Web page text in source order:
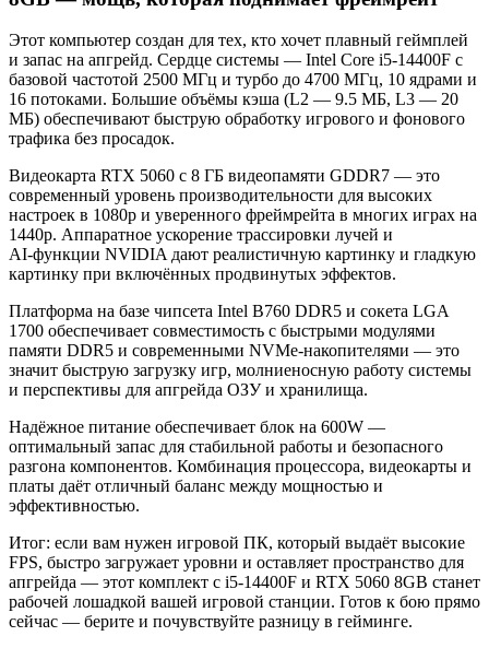
Этот компьютер создан для тех, кто хочет плавный геймплей
и запас на апгрейд. Сердце системы — Intel Core i5‑14400F с
базовой частотой 2500 МГц и турбо до 4700 МГц, 10 ядрами и
16 потоками. Большие объёмы кэша (L2 — 9.5 МБ, L3 — 20
МБ) обеспечивают быструю обработку игрового и фоновогo
трафика без просадок.
Видеокарта RTX 5060 с 8 ГБ видеопамяти GDDR7 — это
современный уровень производительности для высоких
настроек в 1080p и уверенного фреймрейта в многих играх на
1440p. Аппаратное ускорение трассировки лучей и
AI‑функции NVIDIA дают реалистичную картинку и гладкую
картинку при включённых продвинутых эффектов.
Платформа на базе чипсета Intel B760 DDR5 и сокета LGA
1700 обеспечивает совместимость с быстрыми модулями
памяти DDR5 и современными NVMe‑накопителями — это
значит быструю загрузку игр, молниеносную работу системы
и перспективы для апгрейда ОЗУ и хранилища.
Надёжное питание обеспечивает блок на 600W —
оптимальный запас для стабильной работы и безопасного
разгона компонентов. Комбинация процессора, видеокарты и
платы даёт отличный баланс между мощностью и
эффективностью.
Итог: если вам нужен игровой ПК, который выдаёт высокие
FPS, быстро загружает уровни и оставляет пространство для
апгрейда — этот комплект с i5‑14400F и RTX 5060 8GB станет
рабочей лошадкой вашей игровой станции. Готов к бою прямо
сейчас — берите и почувствуйте разницу в гейминге.